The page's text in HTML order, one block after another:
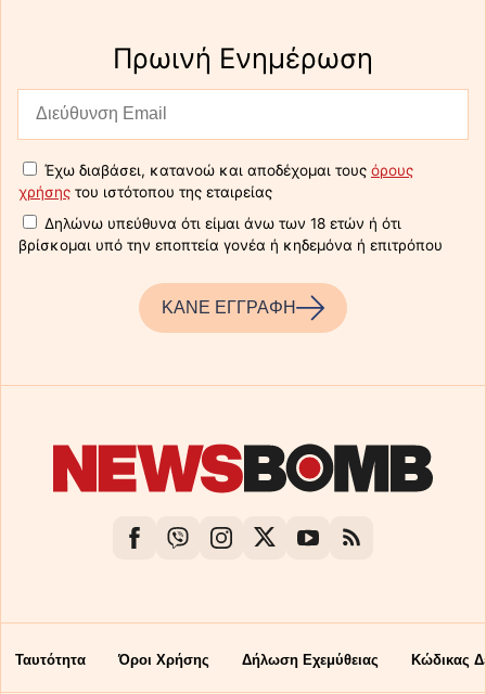
Πρωινή Eνημέρωση
Έχω διαβάσει, κατανοώ και αποδέχομαι τους όρους
χρήσης του ιστότοπου της εταιρείας
Δηλώνω υπεύθυνα ότι είμαι άνω των 18 ετών ή ότι
βρίσκομαι υπό την εποπτεία γονέα ή κηδεμόνα ή επιτρόπου
ΚΑΝΕ ΕΓΓΡΑΦΗ
Ταυτότητα Όροι Χρήσης Δήλωση Εχεμύθειας Κώδικας